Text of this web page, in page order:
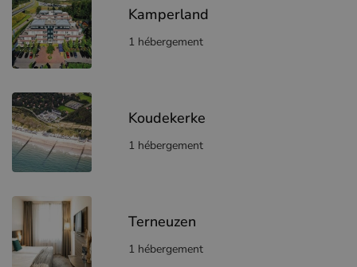
Kamperland
1 hébergement
Koudekerke
1 hébergement
Terneuzen
1 hébergement